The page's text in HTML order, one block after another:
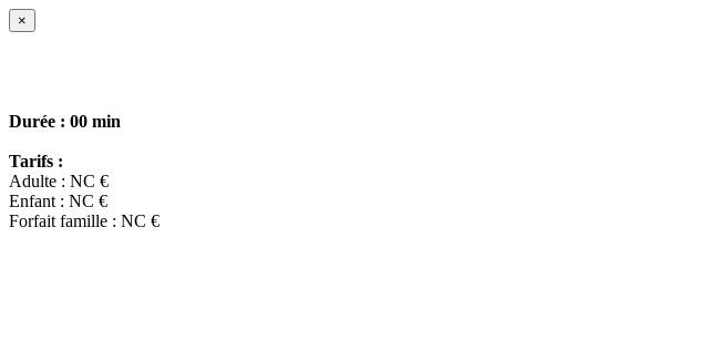
×
Durée : 00 min
Tarifs :
Adulte : NC €
Enfant : NC €
Forfait famille : NC €